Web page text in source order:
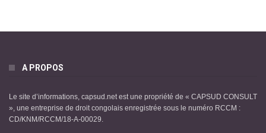
A PROPOS
Le site d’informations, capsud.net est une propriété de « CAPSUD CONSULT
», une entreprise de droit congolais enregistrée sous le numéro RCCM :
CD/KNM/RCCM/18-A-00029.